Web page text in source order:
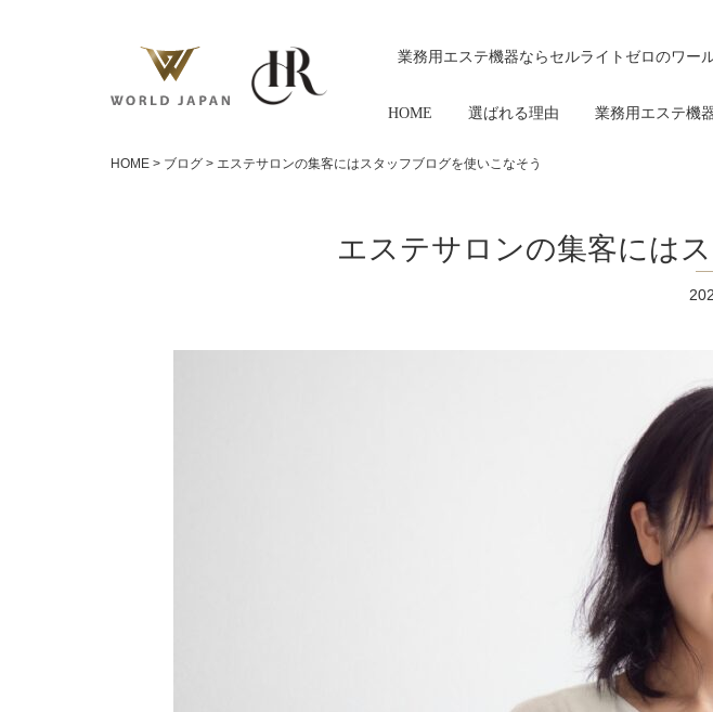
業務用エステ機器ならセルライトゼロのワー
HOME 選ばれる理由 業務用エステ機
HOME > ブログ > エステサロンの集客にはスタッフブログを使いこなそう
エステサロンの集客には